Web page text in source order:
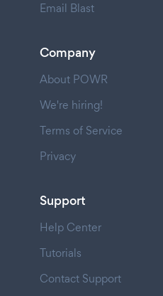
Email Blast
Company
About POWR
We're hiring!
Terms of Service
Privacy
Support
Help Center
Tutorials
Contact Support